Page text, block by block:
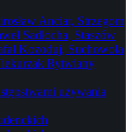
Anciar, Strzegom
Sadłocha, Staszów
Kozoduj, Suchowola
Rytwiany
używania